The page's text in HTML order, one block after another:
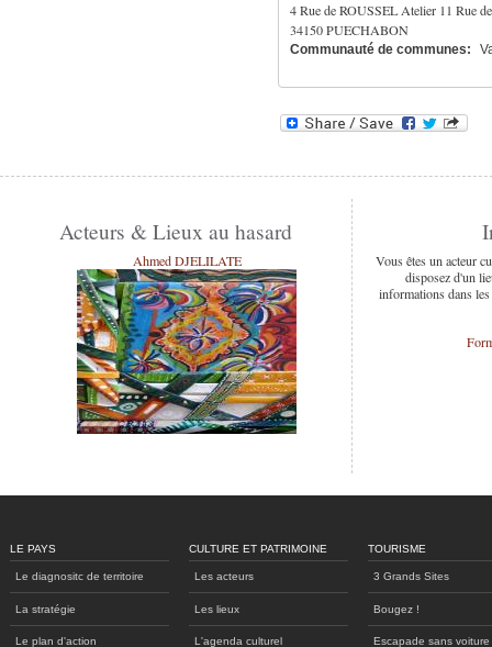
4 Rue de ROUSSEL Atelier 11 Rue
34150PUECHABON
Communauté de communes:
Acteurs & Lieux au hasard
Ahmed DJELILATE
Vous êtes un acteur
disposez d'un
informations dans
LE PAYS
Le diagnositc de territoire
La stratégie
Le plan d'action
CULTURE ET PATRIMOINE
Les acteurs
Les lieux
L'agenda culturel
TOURISME
3 Grands Sites
Bougez !
Escapade sans voiture